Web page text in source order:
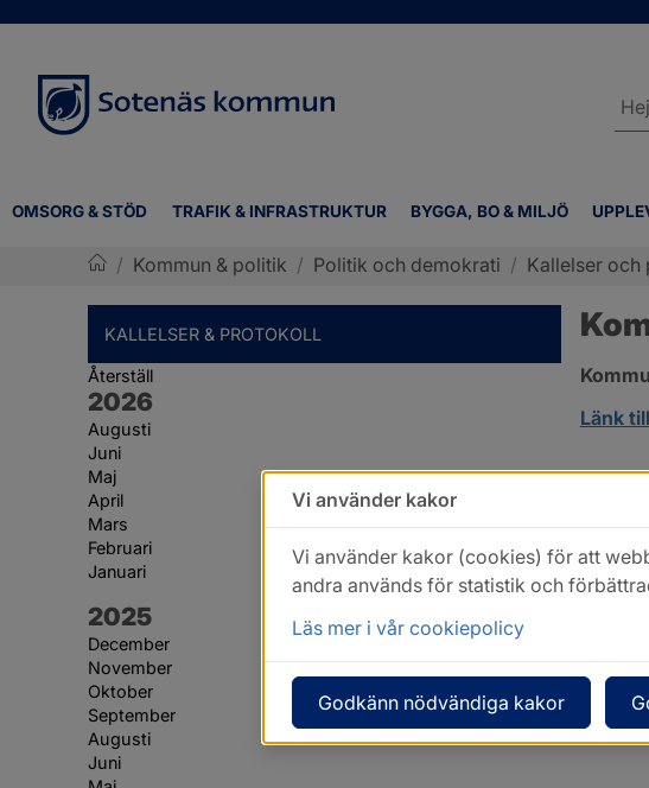
OMSORG & STÖD TRAFIK & INFRASTRUKTUR BYGGA, BO & MILJÖ
/ Kommun & politik / Politik och demokrati / Kallelser och
KALLELSER & PROTOKOLL
Återställ
År:
2026
Augusti
Juni
Maj
April
Mars
Februari
Januari
År:
2025
December
November
Oktober
September
Augusti
Juni
Länk
Vi använder kakor
Vi använder kakor (cookies) för att
andra används för statistik och
Läs mer i vår cookiepolicy
Godkänn nödvändiga kakor